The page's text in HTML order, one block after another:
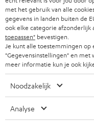
f
BLUETOOTH
COMPLETE SETS
SPEAKERS
NEWSLETTER
STORES
TEUFEL VOORDELEN
TEUFEL STORY
MANAGEMENT
BELGIË
FRANKRIJK
SPANJE
met het gebruik van alle
gegevens in landen buiten de
ook elke categorie
toepassen" bevestigen.
Je kunt alle toestemmingen op
"Gegevensinstellingen" en
meer informatie kun je ook
Noodzakelijk
Analyse